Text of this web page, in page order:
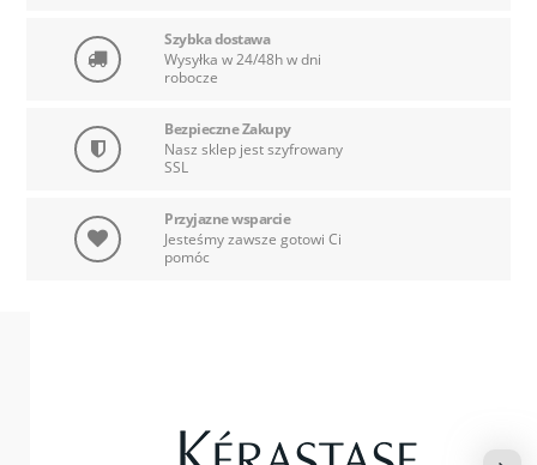
Szybka dostawa
Wysyłka w 24/48h w dni
robocze
Bezpieczne Zakupy
Nasz sklep jest szyfrowany
SSL
Przyjazne wsparcie
Jesteśmy zawsze gotowi Ci
pomóc